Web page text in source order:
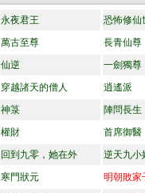
永夜君王
恐怖修仙
萬古至尊
長青仙尊
仙逆
一劍獨尊
穿越諸天的僧人
逍遙派
神箓
陣問長生
權財
首席御醫
回到九零，她在外
逆天九小
寒門狀元
明朝敗家